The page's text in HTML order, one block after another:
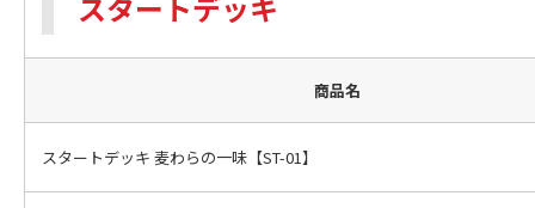
商品名
スタートデッキ 麦わらの一味【ST-01】